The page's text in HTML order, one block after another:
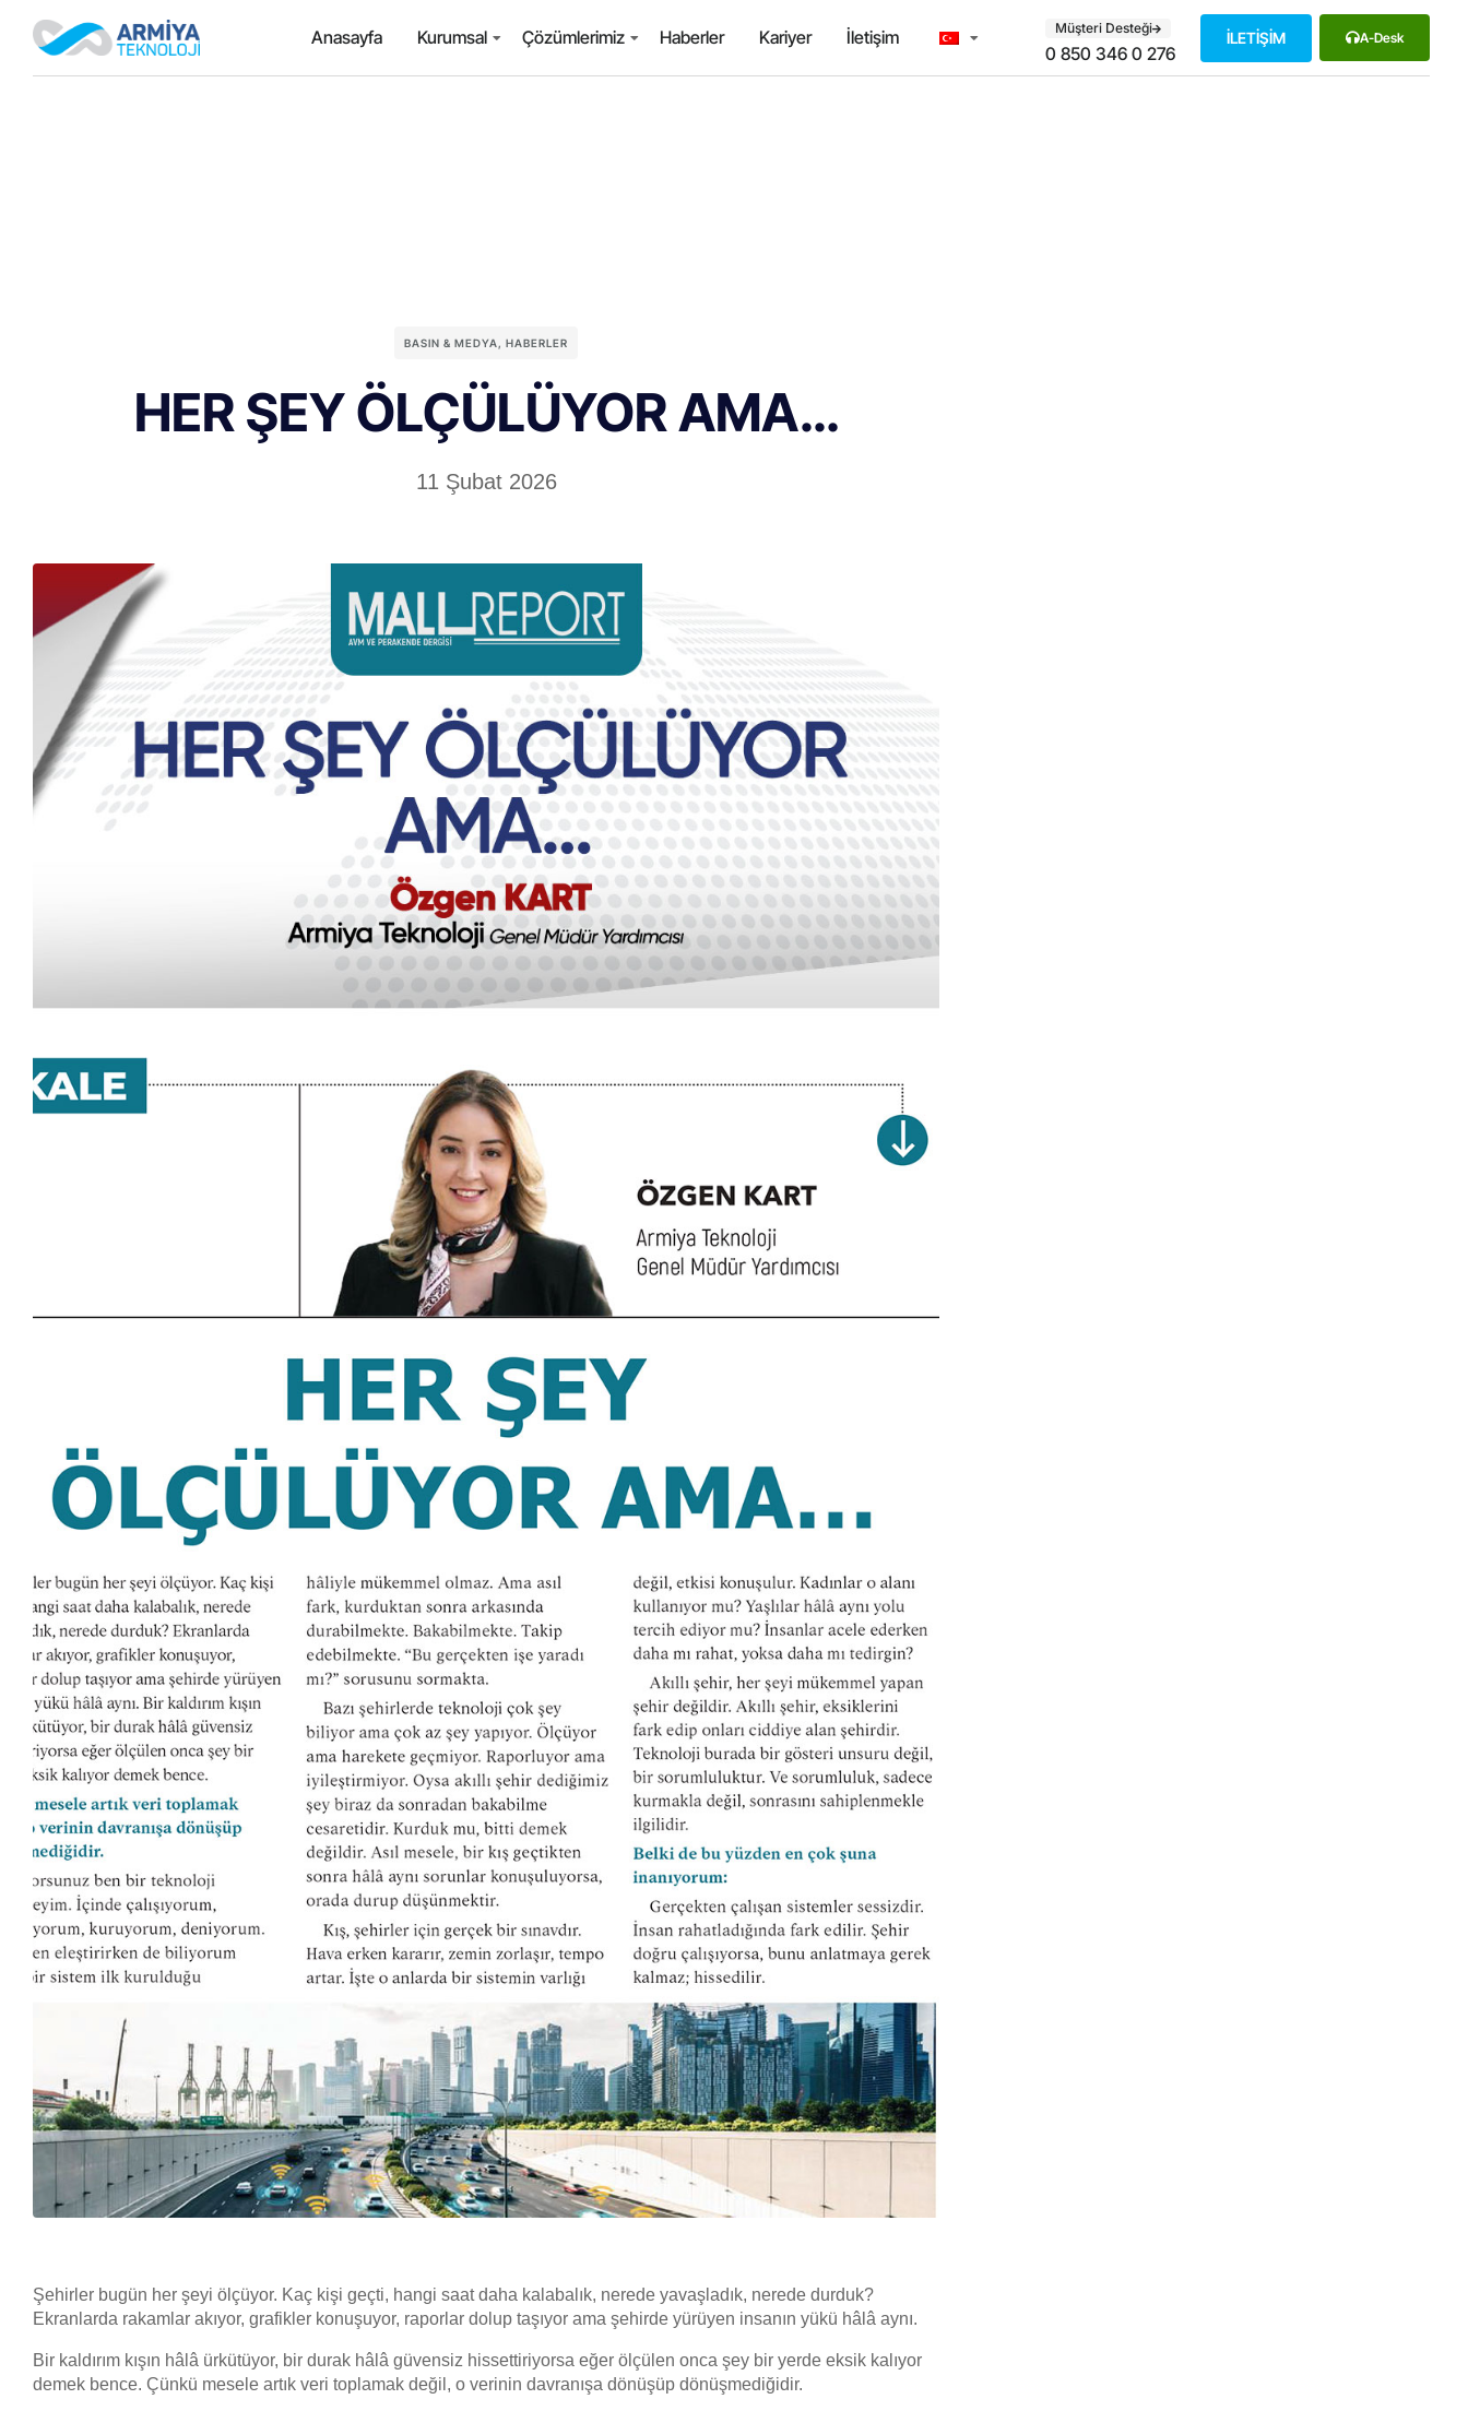
Anasayfa Kurumsal Çözümlerimiz Haberler Kariyer İletişim Müşteri Desteği
0 850 346 0 276
İLETİŞİM A-Desk
BASIN & MEDYA, HABERLER
HER ŞEY ÖLÇÜLÜYOR AMA…
11 Şubat 2026
Şehirler bugün her şeyi ölçüyor. Kaç kişi geçti, hangi saat daha kalabalık, nerede yavaşladık, nerede durduk?
Ekranlarda rakamlar akıyor, grafikler konuşuyor, raporlar dolup taşıyor ama şehirde yürüyen insanın yükü hâlâ aynı.
Bir kaldırım kışın hâlâ ürkütüyor, bir durak hâlâ güvensiz hissettiriyorsa eğer ölçülen onca şey bir yerde eksik kalıyor
demek bence. Çünkü mesele artık veri toplamak değil, o verinin davranışa dönüşüp dönüşmediğidir.